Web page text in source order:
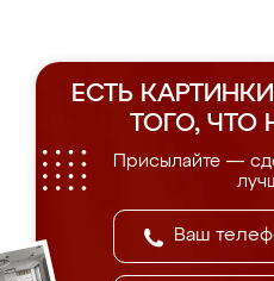
ЕСТЬ
ТОГО, ЧТО
Присылайте —